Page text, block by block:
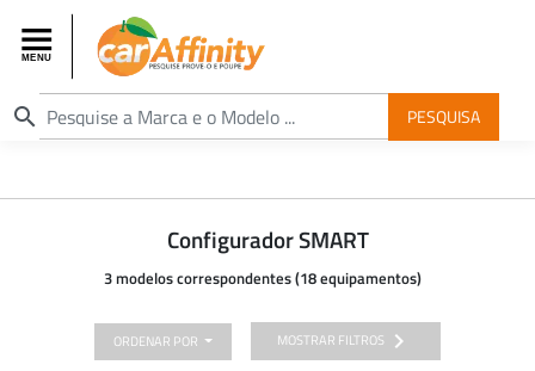
search PESQUISA
Configurador SMART
3 modelos correspondentes (18 equipamentos)
ORDENAR POR MOSTRAR FILTROS chevron_right